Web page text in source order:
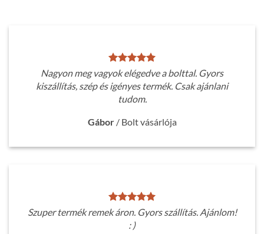
Nagyon meg vagyok elégedve a bolttal. Gyors
kiszállítás, szép és igényes termék. Csak ajánlani
tudom.
Gábor / Bolt vásárlója
Szuper termék remek áron. Gyors szállítás. Ajánlom!
: )